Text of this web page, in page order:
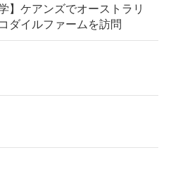
】ケアンズでオーストラリ
ダイルファームを訪問